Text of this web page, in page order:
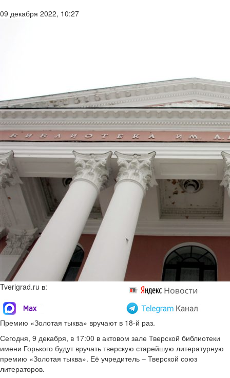
09 декабря 2022, 10:27
Tverigrad.ru в:
Премию «Золотая тыква» вручают в 18-й раз.
Сегодня, 9 декабря, в 17:00 в актовом зале Тверской библиотеки
имени Горького будут вручать тверскую старейшую литературную
премию «Золотая тыква». Её учредитель – Тверской союз
литераторов.